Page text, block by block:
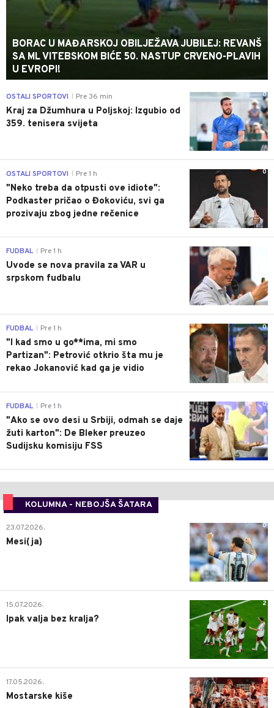
BORAC U MAĐARSKOJ OBILJEŽAVA JUBILEJ: REVANŠ
SA ML VITEBSKOM BIĆE 50. NASTUP CRVENO-PLAVIH
U EVROPI!
0
OSTALI SPORTOVI Pre 36 min
Kraj za Džumhura u Poljskoj: Izgubio od
359. tenisera svijeta
0
OSTALI SPORTOVI Pre 1 h
"Neko treba da otpusti ove idiote":
Podkaster pričao o Đokoviću, svi ga
prozivaju zbog jedne rečenice
FUDBAL Pre 1 h
Uvode se nova pravila za VAR u
srpskom fudbalu
0
FUDBAL Pre 1 h
"I kad smo u go**ima, mi smo
Partizan": Petrović otkrio šta mu je
rekao Jokanović kad ga je vidio
0
FUDBAL Pre 1 h
"Ako se ovo desi u Srbiji, odmah se daje
žuti karton": De Bleker preuzeo
Sudijsku komisiju FSS
KOLUMNA - NEBOJŠA ŠATARA
0
23.07.2026.
Mesi(ja)
2
15.07.2026.
Ipak valja bez kralja?
0
17.05.2026.
Mostarske kiše